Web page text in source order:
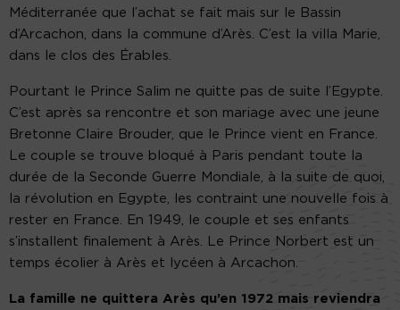
Méditerranée que l’achat se fait mais sur le Bassin
d’Arcachon, dans la commune d’Arès. C’est la villa Marie,
dans le clos des Érables.
Pourtant le Prince Salim ne quitte pas de suite l’Egypte.
C’est après sa rencontre et son mariage avec une jeune
Bretonne Claire Brouder, que le Prince vient en France.
Le couple se trouve bloqué à Paris pendant toute la
durée de la Seconde Guerre Mondiale, à la suite de quoi,
la révolution en Egypte, les contraint une nouvelle fois à
rester en France. En 1949, le couple et ses enfants
s’installent finalement à Arès. Le Prince Norbert est un
temps écolier à Arès et lycéen à Arcachon.
La famille ne quittera Arès qu’en 1972 mais reviendra